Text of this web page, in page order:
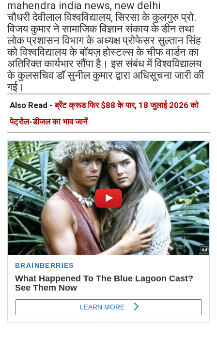
mahendra india news, new delhi
चौधरी देवीलाल विश्वविद्यालय, सिरसा के कुलगुरु प्रो.
विजय कुमार ने सामाजिक विज्ञान संकाय के डीन तथा
लोक प्रशासन विभाग के अध्यक्ष प्रोफेसर सुल्तान सिंह
को विश्वविद्यालय के बॉयज़ होस्टल्स के चीफ वार्डन का
अतिरिक्त कार्यभार सौंपा है। इस संबंध में विश्वविद्यालय
के कुलसचिव डॉ सुनील कुमार द्वारा अधिसूचना जारी की
गई।
Also Read -ब्रेंट क्रूड फिर $88 के पार, 18 जुलाई 2026 को
पेट्रोल-डीजल का भाव जानें